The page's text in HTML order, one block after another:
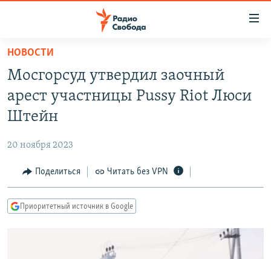
упрощенного
доступа
основному
Вернутся
Вернутся
ПОДКАСТЫ
АВТОРСКИЕ ПРОЕКТЫ
МНЕНИЯ
КУЛЬТУРА
КАВКАЗ.РЕАЛИИ
НОВОСТИ
Мосгорсуд утвердил заочный
арест участницы Pussy Riot Люси
Штейн
20 ноября 2023
Поделиться Читать без VPN
Приоритетный источник в Google